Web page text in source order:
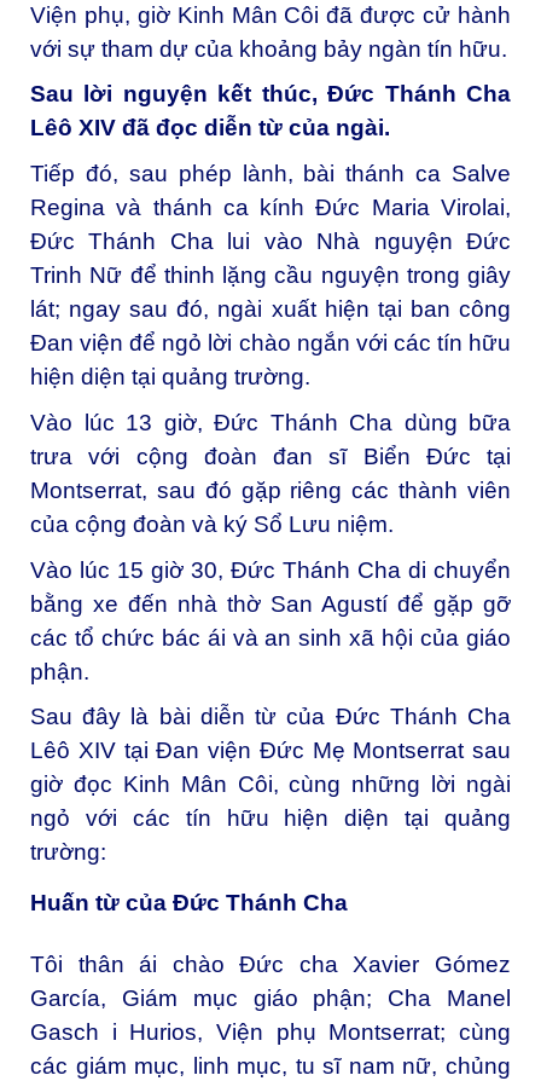
Viện phụ, giờ Kinh Mân Côi đã được cử hành
với sự tham dự của khoảng bảy ngàn tín hữu.
Sau lời nguyện kết thúc, Đức Thánh Cha
Lêô XIV đã đọc diễn từ của ngài.
Tiếp đó, sau phép lành, bài thánh ca Salve
Regina và thánh ca kính Đức Maria Virolai,
Đức Thánh Cha lui vào Nhà nguyện Đức
Trinh Nữ để thinh lặng cầu nguyện trong giây
lát; ngay sau đó, ngài xuất hiện tại ban công
Đan viện để ngỏ lời chào ngắn với các tín hữu
hiện diện tại quảng trường.
Vào lúc 13 giờ, Đức Thánh Cha dùng bữa
trưa với cộng đoàn đan sĩ Biển Đức tại
Montserrat, sau đó gặp riêng các thành viên
của cộng đoàn và ký Sổ Lưu niệm.
Vào lúc 15 giờ 30, Đức Thánh Cha di chuyển
bằng xe đến nhà thờ San Agustí để gặp gỡ
các tổ chức bác ái và an sinh xã hội của giáo
phận.
Sau đây là bài diễn từ của Đức Thánh Cha
Lêô XIV tại Đan viện Đức Mẹ Montserrat sau
giờ đọc Kinh Mân Côi, cùng những lời ngài
ngỏ với các tín hữu hiện diện tại quảng
trường:
Huấn từ của Đức Thánh Cha
Tôi thân ái chào Đức cha Xavier Gómez
García, Giám mục giáo phận; Cha Manel
Gasch i Hurios, Viện phụ Montserrat; cùng
các giám mục, linh mục, tu sĩ nam nữ, chủng